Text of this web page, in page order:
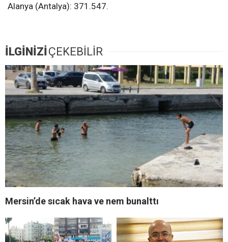
Alanya (Antalya): 371.547.
İLGİNİZİÇEKEBİLİR
Mersin’de sıcak hava ve nem bunalttı